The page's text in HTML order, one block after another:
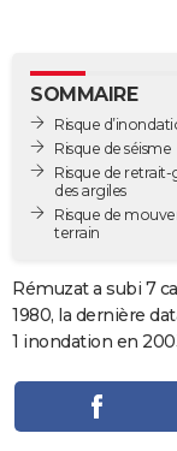
GUIDES D'ACHAT
BONS PLANS
CARTE DE VOEUX
Carte de Noël
Carte Bonne année
Carte Saint-Valentin
Carte Pâques
Carte d'anniversaire
DICTIONNAIRE
COPAINS D'AVANT
SOMMAIRE
Risque
Risque de séisme
Risque de
des argiles
Risque de
terrain
Rémuzat a subi 7
1980, la dernière
1 inondation en